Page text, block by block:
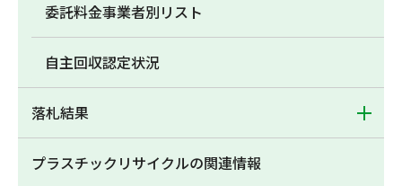
委託料金事業者別リスト
自主回収認定状況
落札結果
プラスチックリサイクルの関連情報